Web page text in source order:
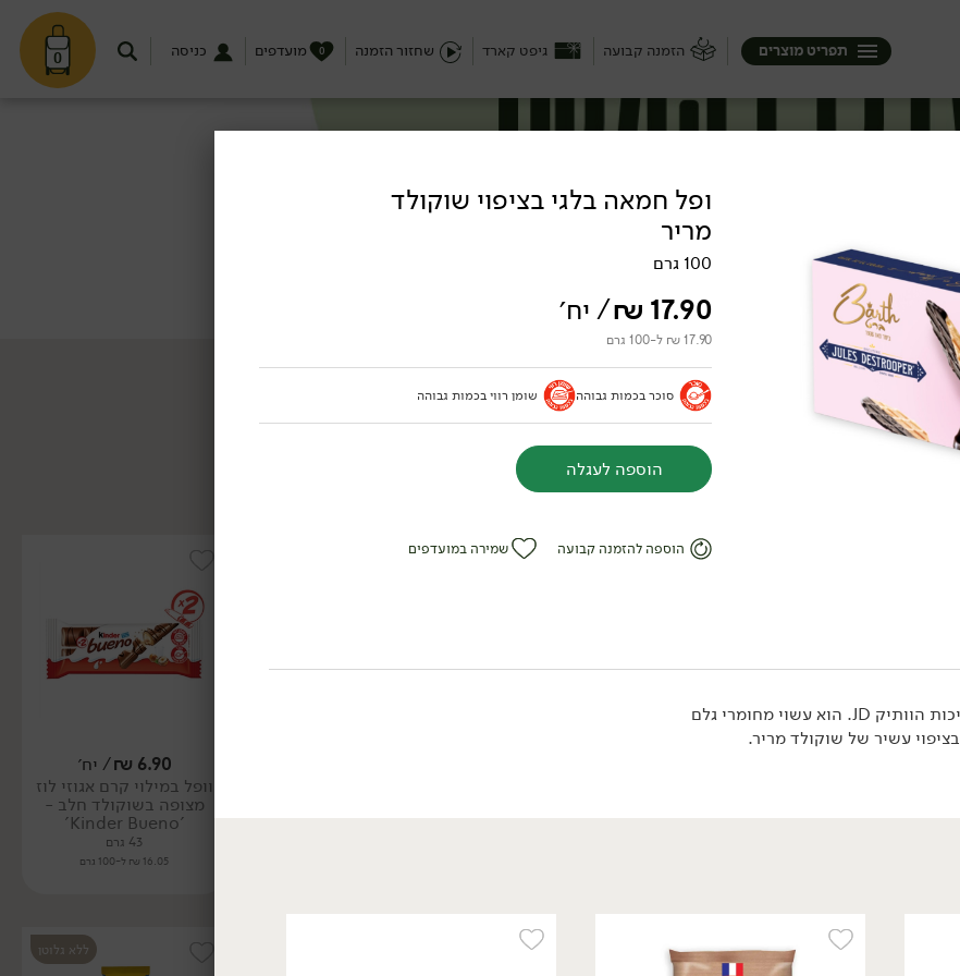
0 הזמנה קבועה גיפט קארד שחזור הזמנה מועדפים 0 כניסה תפריט מוצרים
6.90
₪/ יח׳
וופל במילוי קרם אגוזי לוז
מצופה בשוקולד חלב -
'Kinder Bueno'
43 גרם
16.05 ₪ ל-100 גרם
ללא גלוטן ללא גלוטן ללא גלוטן
ופל חמאה בלגי בציפוי שוקולד
מריר
100 גרם
17.90
₪/ יח׳
17.90 ₪ ל-100 גרם
סוכר בכמות גבוהה שומן רווי בכמות גבוהה
הוספה לעגלה
הוספה להזמנה קבועה שמירה במועדפים
הוופל הבלגי המקורי של מותג האיכות הוותיק JD. הוא עשוי מחומרי גלם
עשיר של שוקולד מריר.